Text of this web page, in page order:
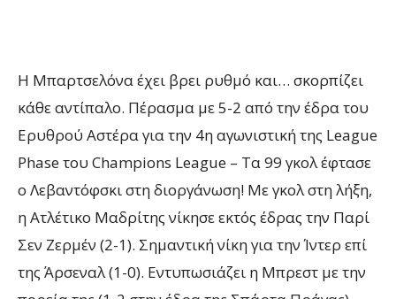
Η Μπαρτσελόνα έχει βρει ρυθμό και… σκορπίζει
κάθε αντίπαλο. Πέρασμα με 5-2 από την έδρα του
Ερυθρού Αστέρα για την 4η αγωνιστική της League
Phaseτου Champions League – Τα 99 γκολ έφτασε
ο Λεβαντόφσκι στη διοργάνωση! Με γκολ στη λήξη,
η Ατλέτικο Μαδρίτης νίκησε εκτός έδρας την Παρί
Σεν Ζερμέν (2-1). Σημαντική νίκη για την Ίντερ επί
της Άρσεναλ (1-0). Εντυπωσιάζει η Μπρεστ με την